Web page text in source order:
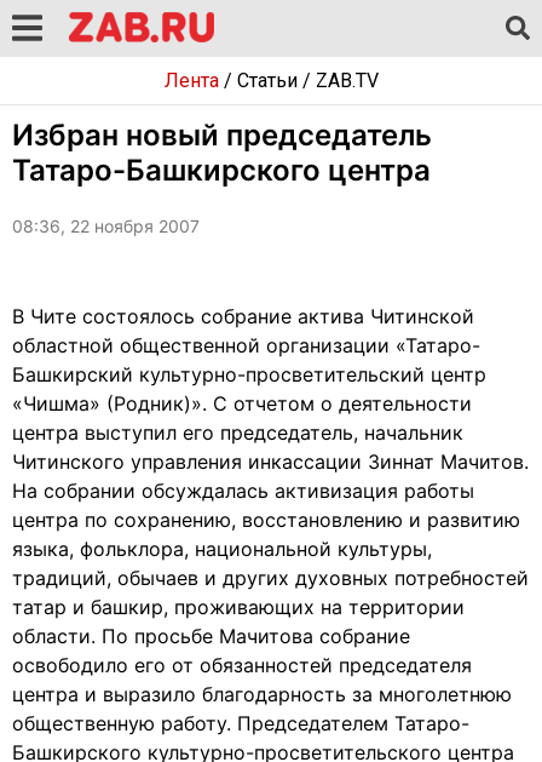
Лента/ Статьи/ ZAB.TV
Избран новый председатель
Татаро-Башкирского центра
08:36, 22 ноября 2007
В Чите состоялось собрание актива Читинской
областной общественной организации «Татаро-
Башкирский культурно-просветительский центр
«Чишма» (Родник)». С отчетом о деятельности
центра выступил его председатель, начальник
Читинского управления инкассации Зиннат Мачитов.
На собрании обсуждалась активизация работы
центра по сохранению, восстановлению и развитию
языка, фольклора, национальной культуры,
традиций, обычаев и других духовных потребностей
татар и башкир, проживающих на территории
области. По просьбе Мачитова собрание
освободило его от обязанностей председателя
центра и выразило благодарность за многолетнюю
общественную работу. Председателем Татаро-
Башкирского культурно-просветительского центра